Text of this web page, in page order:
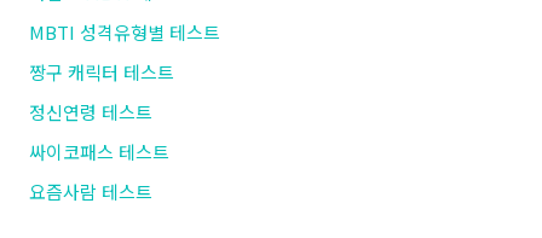
MBTI 성격유형별 테스트
짱구 캐릭터 테스트
정신연령 테스트
싸이코패스 테스트
요즘사람 테스트